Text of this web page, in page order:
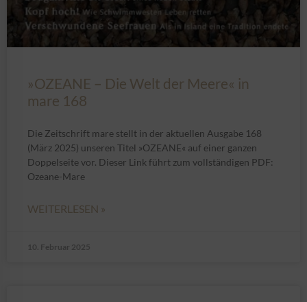
»OZEANE – Die Welt der Meere« in
mare 168
Die Zeitschrift mare stellt in der aktuellen Ausgabe 168
(März 2025) unseren Titel »OZEANE« auf einer ganzen
Doppelseite vor. Dieser Link führt zum vollständigen PDF:
Ozeane-Mare
WEITERLESEN »
10. Februar 2025